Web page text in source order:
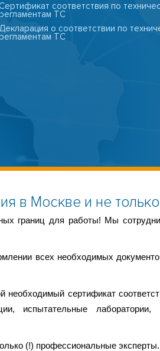
соответствия по
ТС
о соответствии по
ТС
в Москве и не
границ для работы! Мы
всех необходимых
сертификат
испытательные
(!) профессиональные эксперты.